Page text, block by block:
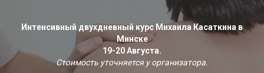
Интенсивный двухдневный курс Михаила Касаткина в
Минске
19-20 Августа.
Стоимость уточняется у организатора.